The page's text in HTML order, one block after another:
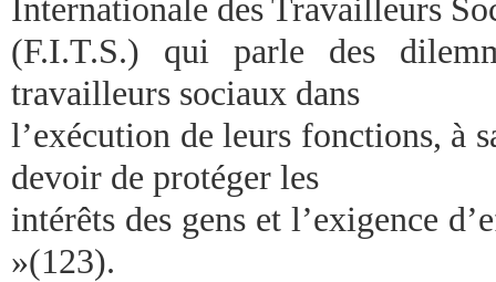
Internationale des Travailleurs
(F.I.T.S.) qui parle des
travailleurs sociaux dans
l’exécution de leurs fonctions, à
devoir de protéger les
intérêts des gens et l’exigence
»(123).